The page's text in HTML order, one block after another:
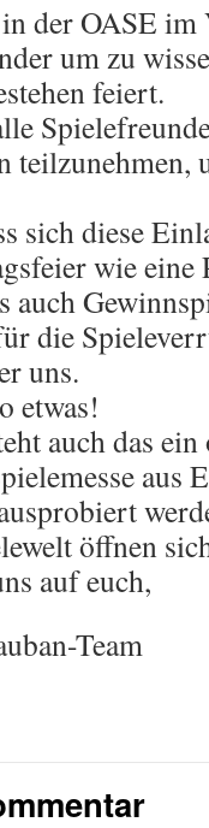
der OASE im
um zu
feiert.
teilzunehmen,
sich diese
wie eine
auch
die
uns.
etwas!
auch das
aus
öffnen
auf euch,
Team